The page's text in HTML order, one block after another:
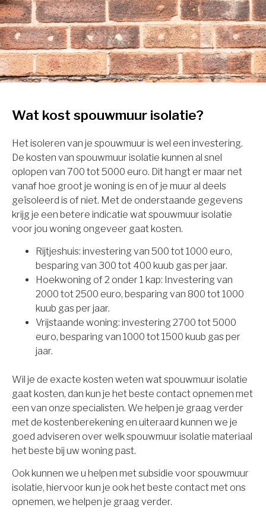
Wat kost spouwmuur isolatie?
Het isoleren van je spouwmuur is wel een investering.
De kosten van spouwmuur isolatie kunnen al snel
oplopen van 700 tot 5000 euro. Dit hangt er maar net
vanaf hoe groot je woning is en of je muur al deels
geïsoleerd is of niet. Met de onderstaande gegevens
krijg je een betere indicatie wat spouwmuur isolatie
voor jou woning ongeveer gaat kosten.
Rijtjeshuis: investering van 500 tot 1000 euro,
besparing van 300 tot 400 kuub gas per jaar.
Hoekwoning of 2 onder 1 kap: Investering van
2000 tot 2500 euro, besparing van 800 tot 1000
kuub gas per jaar.
Vrijstaande woning: investering 2700 tot 5000
euro, besparing van 1000 tot 1500 kuub gas per
jaar.
Wil je de exacte kosten weten wat spouwmuur isolatie
gaat kosten, dan kun je het beste contact opnemen met
een van onze specialisten. We helpen je graag verder
met de kostenberekening en uiteraard kunnen we je
goed adviseren over welk spouwmuur isolatie materiaal
het beste bij uw woning past.
Ook kunnen we u helpen met subsidie voor spouwmuur
isolatie, hiervoor kun je ook het beste contact met ons
opnemen, we helpen je graag verder.